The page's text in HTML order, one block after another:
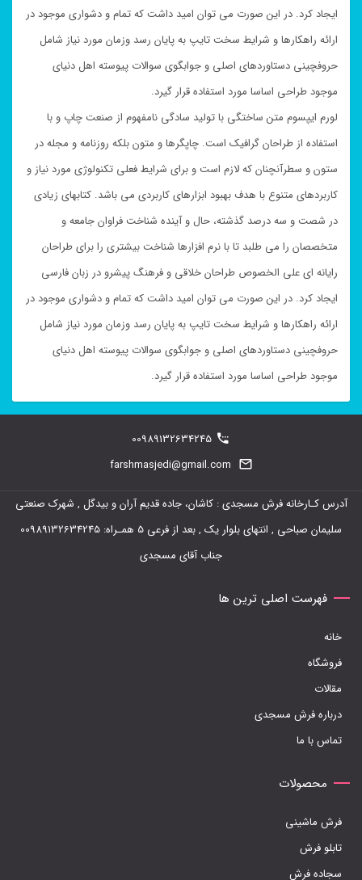
ایجاد کرد. در این صورت می توان امید داشت که تمام و دشواری موجود در
ارائه راهکارها و شرایط سخت تایپ به پایان رسد وزمان مورد نیاز شامل
حروفچینی دستاوردهای اصلی و جوابگوی سوالات پیوسته اهل دنیای
موجود طراحی اساسا مورد استفاده قرار گیرد.
لورم ایپسوم متن ساختگی با تولید سادگی نامفهوم از صنعت چاپ و با
استفاده از طراحان گرافیک است. چاپگرها و متون بلکه روزنامه و مجله در
ستون و سطرآنچنان که لازم است و برای شرایط فعلی تکنولوژی مورد نیاز و
کاربردهای متنوع با هدف بهبود ابزارهای کاربردی می باشد. کتابهای زیادی
در شصت و سه درصد گذشته، حال و آینده شناخت فراوان جامعه و
متخصصان را می طلبد تا با نرم افزارها شناخت بیشتری را برای طراحان
رایانه ای علی الخصوص طراحان خلاقی و فرهنگ پیشرو در زبان فارسی
ایجاد کرد. در این صورت می توان امید داشت که تمام و دشواری موجود در
ارائه راهکارها و شرایط سخت تایپ به پایان رسد وزمان مورد نیاز شامل
حروفچینی دستاوردهای اصلی و جوابگوی سوالات پیوسته اهل دنیای
موجود طراحی اساسا مورد استفاده قرار گیرد.
00989132634245
farshmasjedi@gmail.com
آدرس کـارخانه فرش مسجدی : کاشان، جاده قدیم آران و بیدگل , شهرک صنعتی
سلیمان صباحی , انتهای بلوار یک , بعد از فرعی 5 همـراه: 00989132634245
جناب آقای مسجدی
فهرست اصلی ترین ها
خانه
فروشگاه
مقالات
درباره فرش مسجدی
تماس با ما
محصولات
فرش ماشینی
تابلو فرش
سجاده فرش